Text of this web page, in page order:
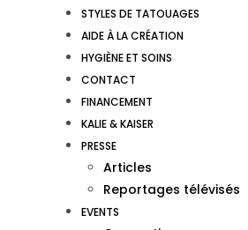
STYLES DE TATOUAGES
AIDE À LA CRÉATION
HYGIÈNE ET SOINS
CONTACT
FINANCEMENT
KALIE & KAISER
PRESSE
Articles
Reportages télévisés
EVENTS